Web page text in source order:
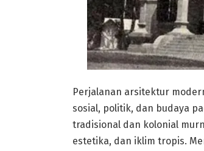
Perjalanan arsitektur
sosial, politik, dan budaya
tradisional dan kolonial
estetika, dan iklim tropis.